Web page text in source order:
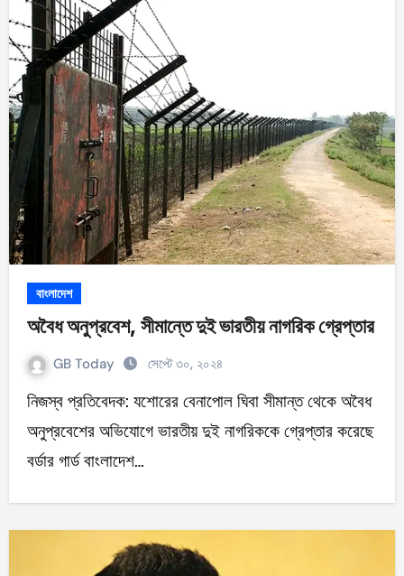
বাংলাদেশ
অবৈধ অনুপ্রবেশ, সীমান্তে দুই ভারতীয় নাগরিক গ্রেপ্তার
GB Today সেপ্টে ৩০, ২০২৪
নিজস্ব প্রতিবেদক: যশোরের বেনাপোল ঘিবা সীমান্ত থেকে অবৈধ
অনুপ্রবেশের অভিযোগে ভারতীয় দুই নাগরিককে গ্রেপ্তার করেছে
বর্ডার গার্ড বাংলাদেশ…